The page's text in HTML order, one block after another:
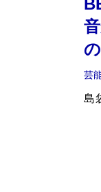
芸
島